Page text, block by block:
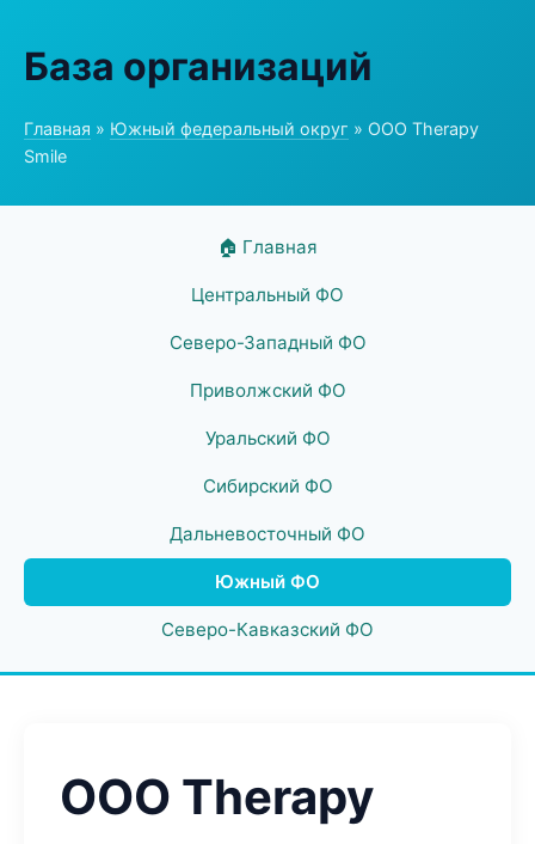
База организаций
Главная » Южный федеральный округ » ООО Therapy
Smile
🏠 Главная
Центральный ФО
Северо-Западный ФО
Приволжский ФО
Уральский ФО
Сибирский ФО
Дальневосточный ФО
Южный ФО
Северо-Кавказский ФО
ООО Therapy